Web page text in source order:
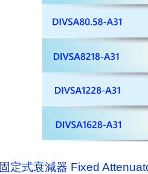
固定式衰減器 Fixed